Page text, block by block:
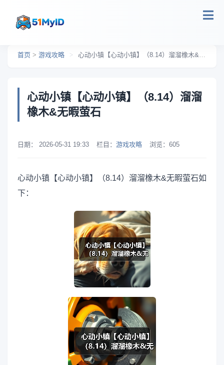
首页 > 游戏攻略 > 心动小镇【心动小镇】（8.14）溜溜橡木&无暇萤石
心动小镇【心动小镇】（8.14）溜溜
橡木&无暇萤石
日期： 2026-05-31 19:33 栏目： 游戏攻略 浏览： 605
心动小镇【心动小镇】（8.14）溜溜橡木&无暇萤石如
下：